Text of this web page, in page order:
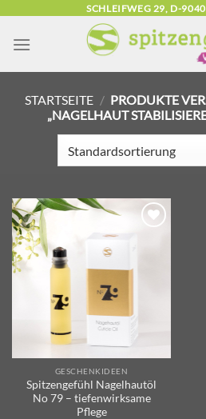
springen
SCHLEIFWEG 29, D-
STARTSEITE / PRODUKTE
„NAGELHAUT
Wunschliste
GESCHENKIDEEN
Spitzengefühl Nagelhautöl
No 79 – tiefenwirksame
Pflege